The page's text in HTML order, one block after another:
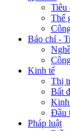
Tiêu
Thế
Báo chí -
Kinh tế
Thị
Bất
Đầu
Pháp luật